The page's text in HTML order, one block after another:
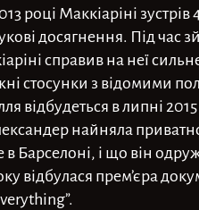
році Маккіаріні
досягнення. Під
справив на неї
стосунки з відомими
відбудеться в липні
найняла
Барселоні, і що він
відбулася прем’єра